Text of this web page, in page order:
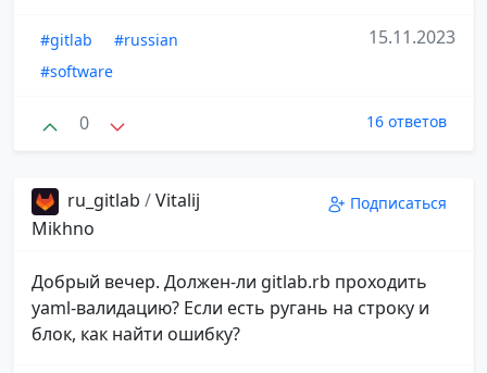
#gitlab
#russian
#software
15.11.2023
0 16 ответов
ru_gitlab /Vitalij
Mikhno
Подписаться
Добрый вечер. Должен-ли gitlab.rb проходить
yaml-валидацию? Если есть ругань на строку и
блок, как найти ошибку?